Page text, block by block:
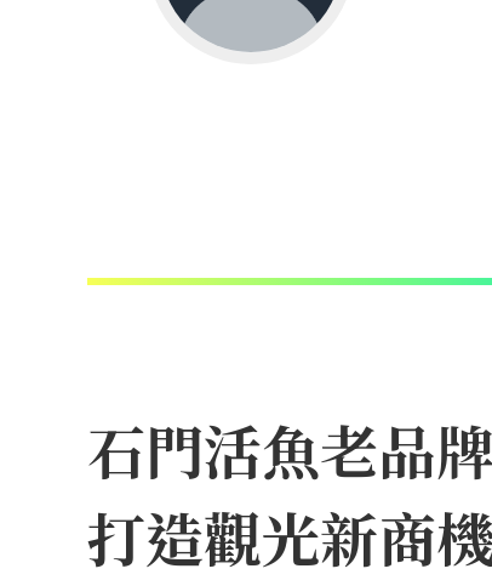
石門活魚老品
打造觀光新商